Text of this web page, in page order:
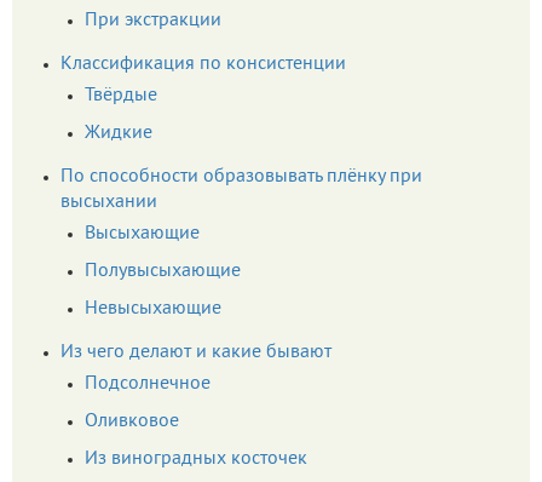
При экстракции
Классификация по консистенции
Твёрдые
Жидкие
По способности образовывать плёнку при
высыхании
Высыхающие
Полувысыхающие
Невысыхающие
Из чего делают и какие бывают
Подсолнечное
Оливковое
Из виноградных косточек